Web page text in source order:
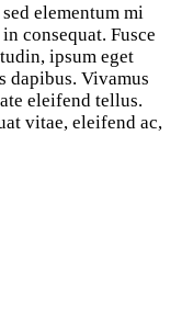
elementum mi
consequat. Fusce
ipsum eget
dapibus. Vivamus
eleifend tellus.
vitae, eleifend ac,